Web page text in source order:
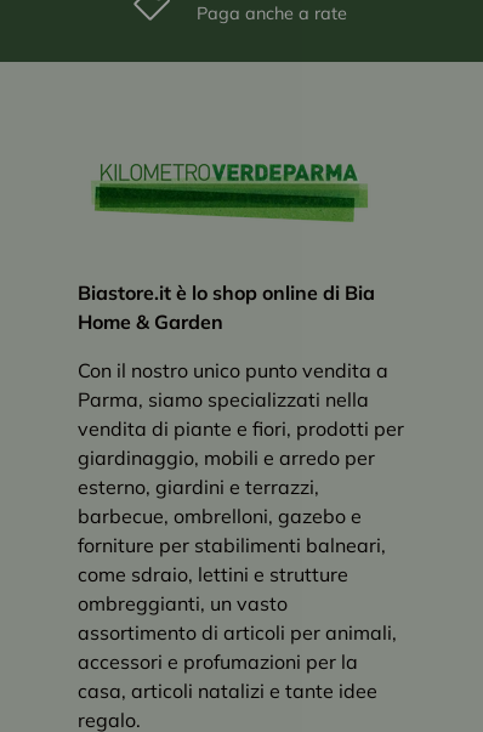
Paga anche a rate
Biastore.it è lo shop online di Bia
Home & Garden
Con il nostro unico punto vendita a
Parma, siamo specializzati nella
vendita di piante e fiori, prodotti per
giardinaggio, mobili e arredo per
esterno, giardini e terrazzi,
barbecue, ombrelloni, gazebo e
forniture per stabilimenti balneari,
come sdraio, lettini e strutture
ombreggianti, un vasto
assortimento di articoli per animali,
accessori e profumazioni per la
casa, articoli natalizi e tante idee
regalo.